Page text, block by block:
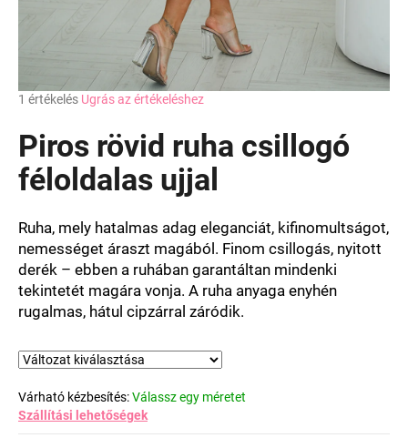
A
átlagos
értékelése
5-
ből
csillag.
1 értékelés Ugrás az értékeléshez
Piros rövid ruha csillogó
féloldalas ujjal
Ruha, mely hatalmas adag eleganciát, kifinomultságot,
nemességet áraszt magából. Finom csillogás, nyitott
derék – ebben a ruhában garantáltan mindenki
tekintetét magára vonja. A ruha anyaga enyhén
rugalmas, hátul cipzárral záródik.
Várható kézbesítés:Válassz egy méretet
Szállítási lehetőségek